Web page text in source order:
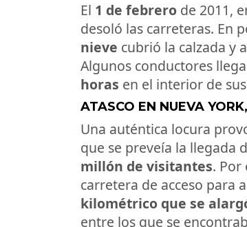
El 1 de febrero de 2011,
desoló las carreteras. En
nieve cubrió la calzada y
Algunos conductores
horas en el interior de
ATASCO EN NUEVA
Una auténtica locura
que se preveía la llegada
millón de visitantes. Por
carretera de acceso para
kilométrico que se
entre los que se